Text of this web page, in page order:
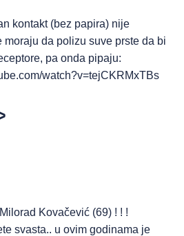
kontakt (bez papira) nije
moraju da polizu suve prste da bi
pa onda pipaju:
watch?v=tejCKRMxTBs
Kovačević (69) ! ! !
svasta.. u ovim godinama je